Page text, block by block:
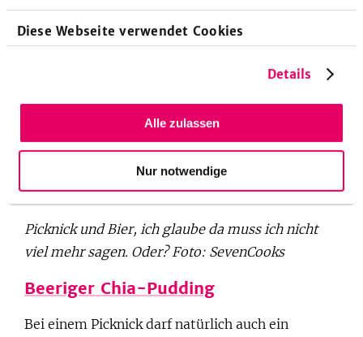
Diese Webseite verwendet Cookies
Details
Alle zulassen
Nur notwendige
Picknick-Runde die Herzen höherschlagen
lassen. Die Bier–Note ist aber nicht stark, sodass
leckere Cheddar Beer Bread Kreation, dass
Muffins nicht immer nur eine süße Alternative zu
Kuchen und Co. sein müssen. Diese herzhaften
Leckerbissen passen nicht nur perfekt zum
Frühstück oder Brunch, sondern auch in deinen
Picknickkorb.
Picknick und Bier, ich glaube da muss ich nicht
viel mehr sagen. Oder? Foto: SevenCooks
Beeriger Chia-Pudding
Bei einem Picknick darf natürlich auch ein